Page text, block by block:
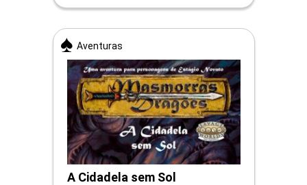
Aventuras
A Cidadela sem Sol